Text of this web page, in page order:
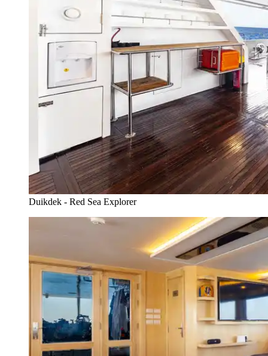
Duikdek - Red Sea Explorer